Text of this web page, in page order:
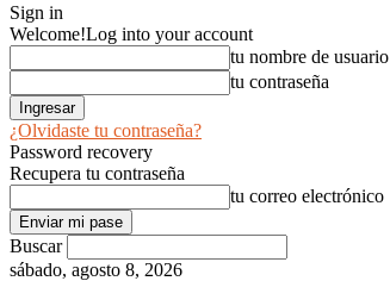
Sign in
Welcome!Log into your account
tu nombre de usuario
tu contraseña
¿Olvidaste tu contraseña?
Password recovery
Recupera tu contraseña
tu correo electrónico
Buscar
sábado, agosto 8, 2026